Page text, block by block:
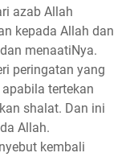
azab Allah
kepada Allah dan
menaatiNya.
peringatan yang
tertekan
shalat. Dan ini
Allah.
kembali